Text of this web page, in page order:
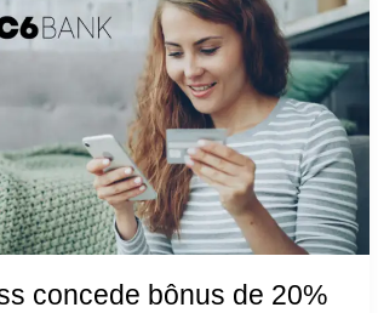
concede bônus de 20%